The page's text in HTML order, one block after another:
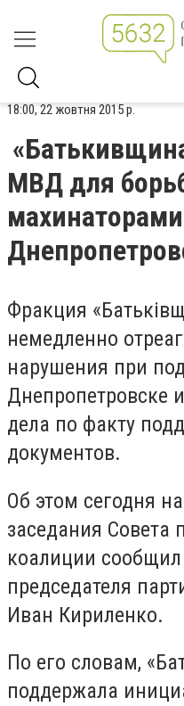
18:00, 22 жовтня 2015 р.
МВД для
Фракция
немедленно
нарушения при
Днепропетровске
дела по факту
документов.
Об этом сегодня
заседания Совета
коалиции сообщил
председателя
Иван Кириленко.
По его словам,
поддержала